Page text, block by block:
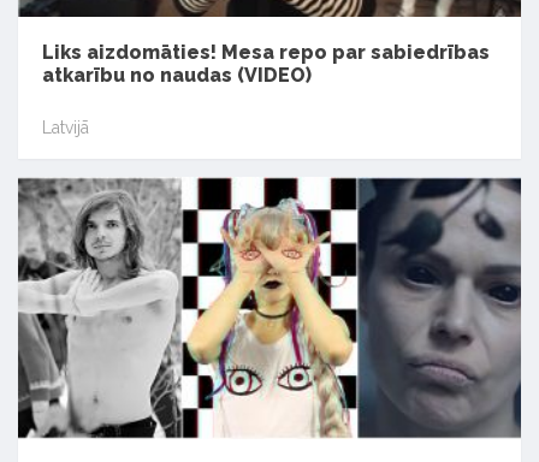
Liks aizdomāties! Mesa repo par sabiedrības
atkarību no naudas (VIDEO)
Latvijā